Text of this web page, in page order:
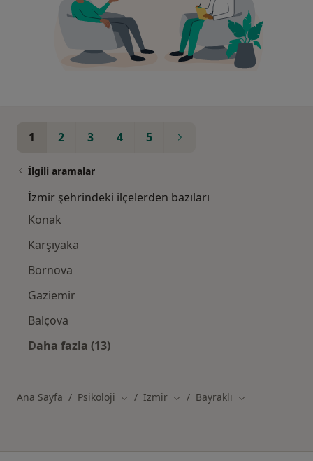
1 2 3 4 5
İlgili aramalar
İzmir şehrindeki ilçelerden bazıları
Konak
Karşıyaka
Bornova
Gaziemir
Balçova
Daha fazla (13)
Ana Sayfa Psikoloji Şehir değiştir
İzmir Şehir değiştir
Bayraklı Şehir değiştir